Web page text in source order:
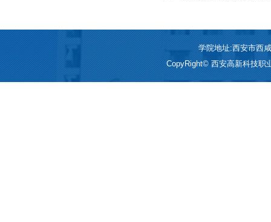
学院地址:西安市西
CopyRight© 西安高新科技职